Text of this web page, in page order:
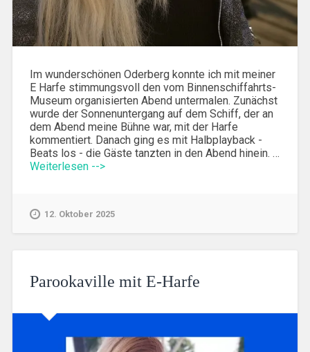
Im wunderschönen Oderberg konnte ich mit meiner
E Harfe stimmungsvoll den vom Binnenschiffahrts-
Museum organisierten Abend untermalen. Zunächst
wurde der Sonnenuntergang auf dem Schiff, der an
dem Abend meine Bühne war, mit der Harfe
kommentiert. Danach ging es mit Halbplayback -
Beats los - die Gäste tanzten in den Abend hinein. …
Weiterlesen -->
12. Oktober 2025
Parookaville mit E-Harfe